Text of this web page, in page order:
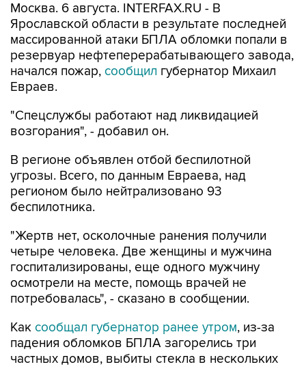
Москва. 6 августа. INTERFAX.RU - В
Ярославской области в результате последней
массированной атаки БПЛА обломки попали в
резервуар нефтеперерабатывающего завода,
начался пожар, сообщил губернатор Михаил
Евраев.
"Спецслужбы работают над ликвидацией
возгорания", - добавил он.
В регионе объявлен отбой беспилотной
угрозы. Всего, по данным Евраева, над
регионом было нейтрализовано 93
беспилотника.
"Жертв нет, осколочные ранения получили
четыре человека. Две женщины и мужчина
госпитализированы, еще одного мужчину
осмотрели на месте, помощь врачей не
потребовалась", - сказано в сообщении.
Как сообщал губернатор ранее утром, из-за
падения обломков БПЛА загорелись три
частных домов, выбиты стекла в нескольких